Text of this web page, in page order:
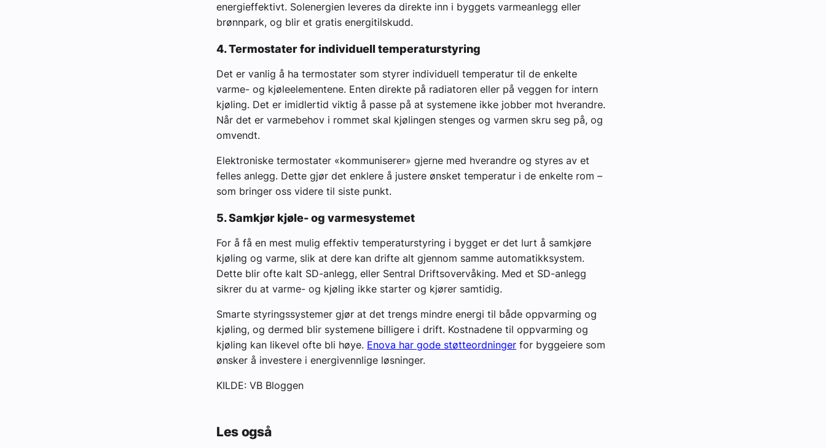
energieffektivt. Solenergien leveres da direkte inn i byggets varmeanlegg eller
brønnpark, og blir et gratis energitilskudd.
4. Termostater for individuell temperaturstyring
Det er vanlig å ha termostater som styrer individuell temperatur til de enkelte
varme- og kjøleelementene. Enten direkte på radiatoren eller på veggen for intern
kjøling. Det er imidlertid viktig å passe på at systemene ikke jobber mot hverandre.
Når det er varmebehov i rommet skal kjølingen stenges og varmen skru seg på, og
omvendt.
Elektroniske termostater «kommuniserer» gjerne med hverandre og styres av et
felles anlegg. Dette gjør det enklere å justere ønsket temperatur i de enkelte rom –
som bringer oss videre til siste punkt.
5. Samkjør kjøle- og varmesystemet
For å få en mest mulig effektiv temperaturstyring i bygget er det lurt å samkjøre
kjøling og varme, slik at dere kan drifte alt gjennom samme automatikksystem.
Dette blir ofte kalt SD-anlegg, eller Sentral Driftsovervåking. Med et SD-anlegg
sikrer du at varme- og kjøling ikke starter og kjører samtidig.
Smarte styringssystemer gjør at det trengs mindre energi til både oppvarming og
kjøling, og dermed blir systemene billigere i drift. Kostnadene til oppvarming og
kjøling kan likevel ofte bli høye. Enova har gode støtteordninger for byggeiere som
ønsker å investere i energivennlige løsninger.
KILDE: VB Bloggen
Les også